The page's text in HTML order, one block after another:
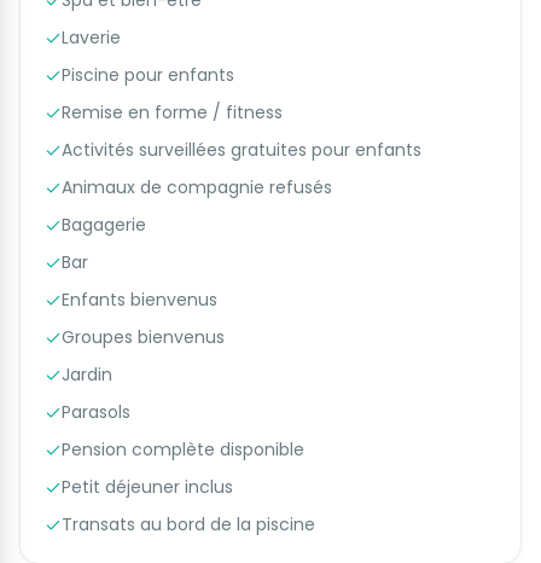
Laverie
Piscine pour enfants
Remise en forme / fitness
Activités surveillées gratuites pour enfants
Animaux de compagnie refusés
Bagagerie
Bar
Enfants bienvenus
Groupes bienvenus
Jardin
Parasols
Pension complète disponible
Petit déjeuner inclus
Transats au bord de la piscine